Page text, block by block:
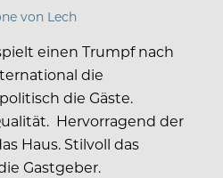
von Lech
einen Trumpf nach
die
die Gäste.
Hervorragend der
Haus. Stilvoll das
Gastgeber.